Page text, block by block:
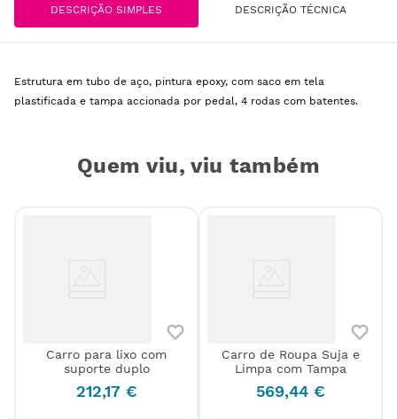
DESCRIÇÃO SIMPLES DESCRIÇÃO TÉCNICA
Estrutura em tubo de aço, pintura epoxy, com saco em tela
plastificada e tampa accionada por pedal, 4 rodas com batentes.
Quem viu, viu também
Carro para lixo com
suporte duplo
212,17 €
Carro de Roupa Suja e
Limpa com Tampa
569,44 €